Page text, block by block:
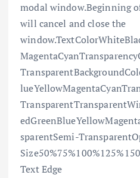
modal window.Beginning
will cancel and close the
sparentSemi-
Text Edge